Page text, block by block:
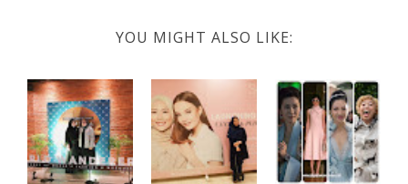
YOU MIGHT ALSO LIKE: